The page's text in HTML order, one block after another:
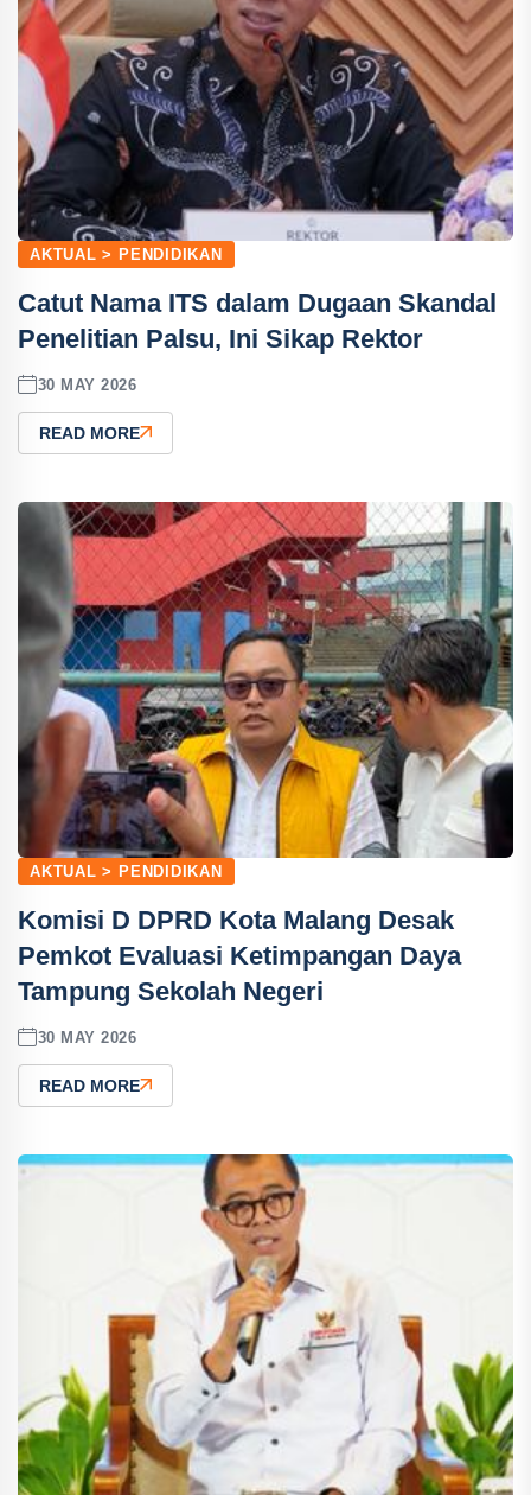
AKTUAL > PENDIDIKAN
Catut Nama ITS dalam Dugaan Skandal
Penelitian Palsu, Ini Sikap Rektor
30 MAY 2026
READ MORE
AKTUAL > PENDIDIKAN
Komisi D DPRD Kota Malang Desak
Pemkot Evaluasi Ketimpangan Daya
Tampung Sekolah Negeri
30 MAY 2026
READ MORE